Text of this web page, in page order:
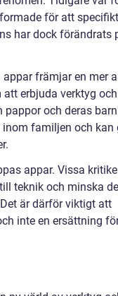
för att
har dock förändrats
främjar en mer
erbjuda verktyg och
och deras
familjen och kan
appar. Vissa
teknik och minska
är därför viktigt att
inte en ersättning